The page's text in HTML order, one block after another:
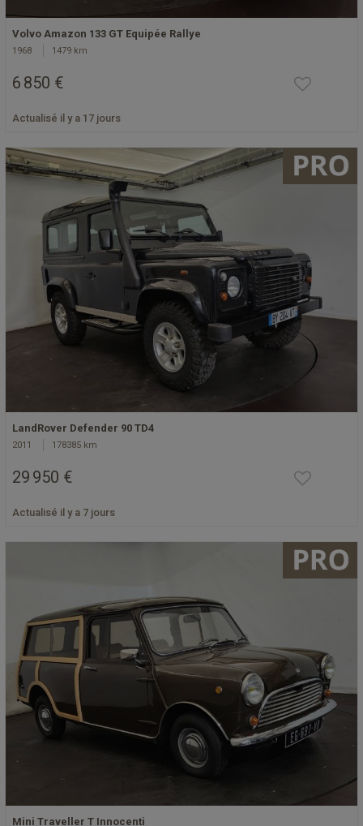
Volvo Amazon 133 GT Equipée Rallye
1968 1479 km
6 850 €
Actualisé il y a 17 jours
LandRover Defender 90 TD4
2011 178385 km
29 950 €
Actualisé il y a 7 jours
Mini Traveller T Innocenti